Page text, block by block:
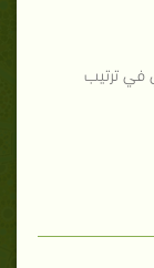
في ترتيب